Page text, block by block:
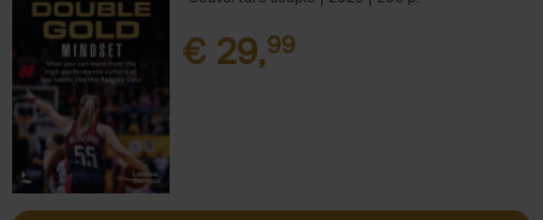
€ 29,99